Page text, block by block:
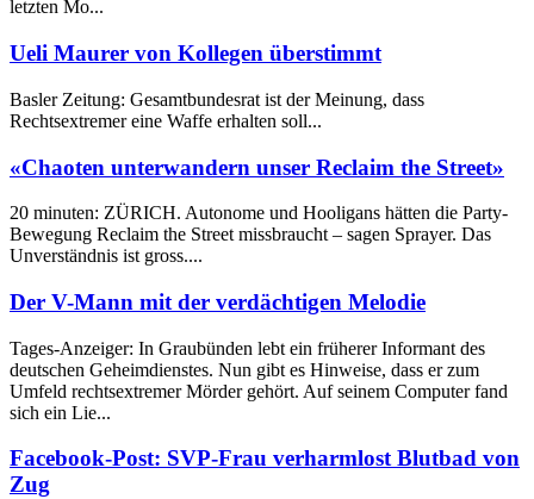
letzten Mo...
Ueli Maurer von Kollegen überstimmt
Basler Zeitung: Gesamtbundesrat ist der Meinung, dass
Rechtsextremer eine Waffe erhalten soll...
«Chaoten unterwandern unser Reclaim the Street»
20 minuten: ZÜRICH. Autonome und Hooligans hätten die Party-
Bewegung Reclaim the Street missbraucht – sagen Sprayer. Das
Unverständnis ist gross....
Der V-Mann mit der verdächtigen Melodie
Tages-Anzeiger: In Graubünden lebt ein früherer Informant des
deutschen Geheimdienstes. Nun gibt es Hinweise, dass er zum
Umfeld rechtsextremer Mörder gehört. Auf seinem Computer fand
sich ein Lie...
Facebook-Post: SVP-Frau verharmlost Blutbad von
Zug